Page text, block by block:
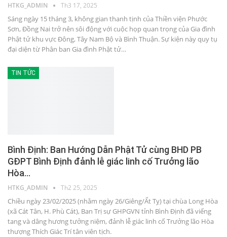
HTKG_ADMIN Th3 17, 2025
Sáng ngày 15 tháng 3, không gian thanh tịnh của Thiền viện Phước
Sơn, Đồng Nai trở nên sôi động với cuộc họp quan trọng của Gia đình
Phật tử khu vực Đông, Tây Nam Bộ và Bình Thuận. Sự kiện này quy tụ
đại diện từ Phân ban Gia đình Phật tử…
TIN TỨC
Bình Định: Ban Hướng Dẫn Phật Tử cùng BHD PB
GĐPT Bình Định đảnh lễ giác linh cố Trưởng lão
Hòa…
HTKG_ADMIN Th2 25, 2025
Chiều ngày 23/02/2025 (nhằm ngày 26/Giêng/Ất Tỵ) tại chùa Long Hòa
(xã Cát Tân, H. Phù Cát), Ban Trị sự GHPGVN tỉnh Bình Định đã viếng
tang và dâng hương tưởng niệm, đảnh lễ giác linh cố Trưởng lão Hòa
thượng Thích Giác Trí tân viên tịch.